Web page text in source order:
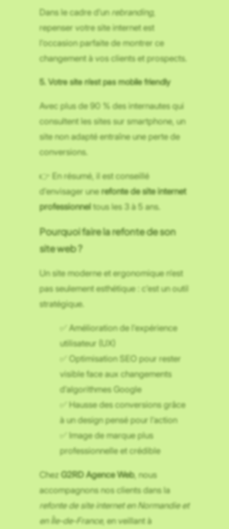
Dans le cadre d’un rebranding,
repenser votre site internet est
l’occasion parfaite de montrer ce
changement à vos clients et prospects.
5. Votre site n’est pas mobile friendly
Avec plus de 90 % des internautes qui
consultent les sites sur smartphone, un
site non adapté entraîne une perte de
conversions.
👉 En résumé, il est conseillé
d’envisager unerefonte de site internet
professionnel tous les 3 à 5 ans.
Pourquoi faire la refonte de son
site web ?
Un site moderne et ergonomique n’est
pas seulement esthétique : c’est un outil
stratégique.
✅ Amélioration de l’expérience
utilisateur (UX)
✅ Optimisation SEO pour rester
visible face aux changements
d’algorithmes Google
✅ Hausse des conversions grâce
à un design pensé pour l’action
✅ Image de marque plus
professionnelle et crédible
Chez G2RD Agence Web, nous
accompagnons nos clients dans la
refonte de site internet en Normandie et
en Île-de-France, en veillant à